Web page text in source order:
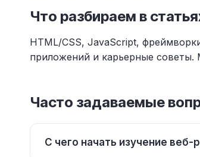
Что разбираем в
HTML/CSS, JavaScript,
приложений и карьерные
Часто задаваемые
С чего начать изучение веб-